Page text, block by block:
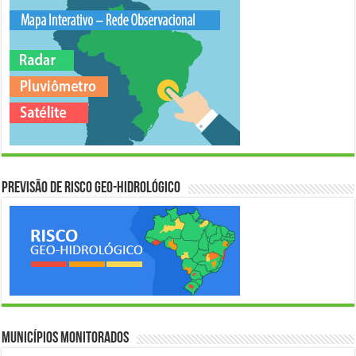
Previsão de Risco Geo-Hidrológico
Municípios Monitorados